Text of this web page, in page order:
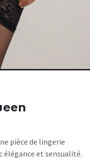
pièce de lingerie
élégance et sensualité.